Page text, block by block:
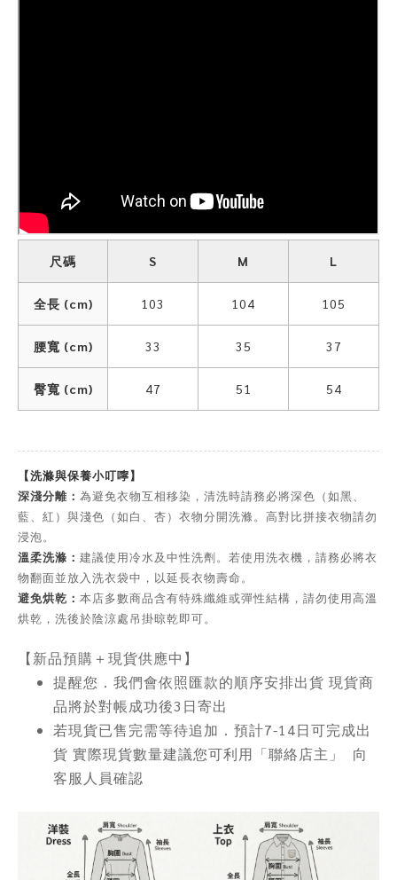
尺碼 S M L
全長 (cm) 103 104 105
腰寬 (cm) 33 35 37
臀寬 (cm) 47 51 54
【洗滌與保養小叮嚀】
深淺分離： 為避免衣物互相移染，清洗時請務必將深色（如黑、
藍、紅）與淺色（如白、杏）衣物分開洗滌。高對比拼接衣物請勿
浸泡。
溫柔洗滌： 建議使用冷水及中性洗劑。若使用洗衣機，請務必將衣
物翻面並放入洗衣袋中，以延長衣物壽命。
避免烘乾： 本店多數商品含有特殊纖維或彈性結構，請勿使用高溫
烘乾，洗後於陰涼處吊掛晾乾即可。
【新品預購＋現貨供應中】
提醒您．我們會依照匯款的順序安排出貨 現貨商
品將於對帳成功後3日寄出
若現貨已售完需等待追加．預計7-14日可完成出
貨 實際現貨數量建議您可利用「聯絡店主」 向
客服人員確認